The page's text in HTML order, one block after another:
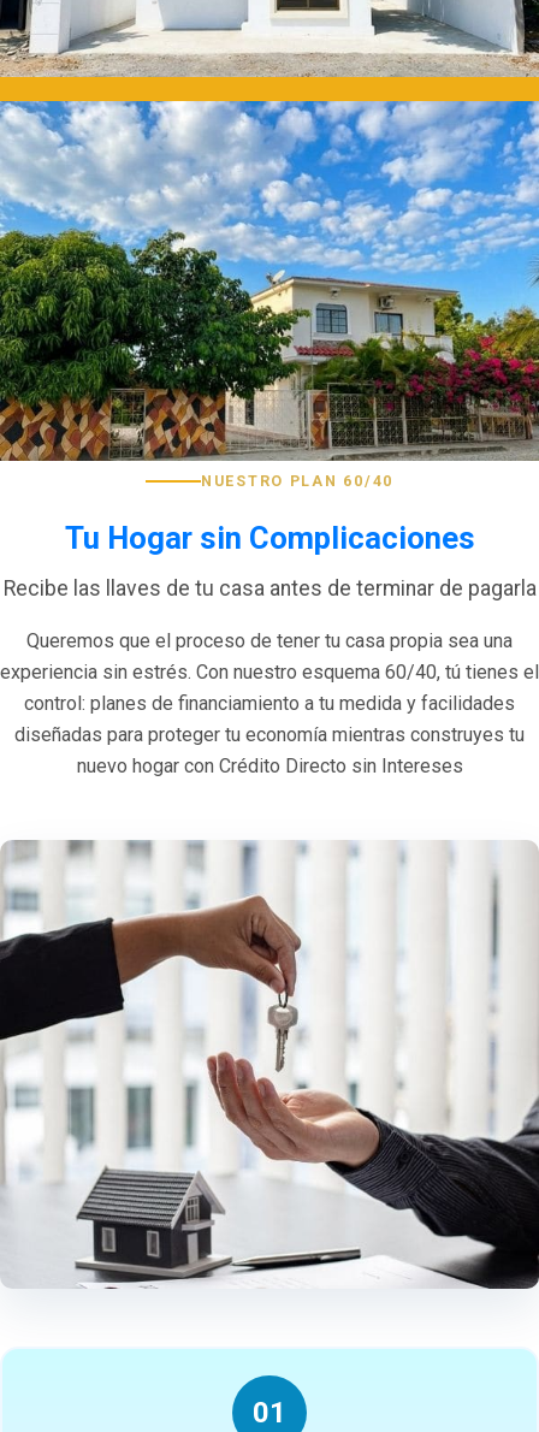
NUESTRO PLAN 60/40
Tu Hogar sin Complicaciones
Recibe las llaves de tu casa antes de terminar de pagarla
Queremos que el proceso de tener tu casa propia sea una
experiencia sin estrés. Con nuestro esquema 60/40, tú tienes el
control: planes de financiamiento a tu medida y facilidades
diseñadas para proteger tu economía mientras construyes tu
nuevo hogar con Crédito Directo sin Intereses
01